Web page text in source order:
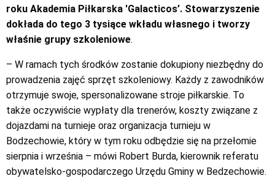
roku Akademia Piłkarska 'Galacticos’. Stowarzyszenie
dokłada do tego 3 tysiące wkładu własnego i tworzy
właśnie grupy szkoleniowe.
– W ramach tych środków zostanie dokupiony niezbędny do
prowadzenia zajęć sprzęt szkoleniowy. Każdy z zawodników
otrzymuje swoje, spersonalizowane stroje piłkarskie. To
także oczywiście wypłaty dla trenerów, koszty związane z
dojazdami na turnieje oraz organizacja turnieju w
Bodzechowie, który w tym roku odbędzie się na przełomie
sierpnia i września – mówi Robert Burda, kierownik referatu
obywatelsko-gospodarczego Urzędu Gminy w Bedzechowie.